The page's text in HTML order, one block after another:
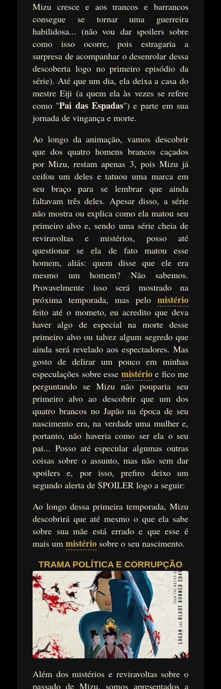
Mizu cresce e aos trancos e barrancos
consegue se tornar uma guerreira
habilidosa... (não vou dar spoilers sobre
como isso ocorre, pois estragaria a
surpresa de acompanhar o desenrolar dessa
descoberta logo no primeiro episódio da
série). Até que um dia, ela deixa a casa do
mestre Eiji (a quem ela às vezes se refere
como "Pai das Espadas") e parte em sua
jornada de vingança e morte.
Ao longo da animação, vamos descobrir
que dos quatro homens brancos caçados
por Mizu, restam apenas 3, pois Mizu já
ceifou um deles e tatuou uma marca em
seu braço para se lembrar que ainda
faltavam três deles. Apesar disso, a série
não mostra ou explica como ela matou seu
primeiro alvo e, sendo uma série cheia de
reviravoltas e mistérios, posso até
questionar se ela de fato matou esse
homem, aliás: quem disse que ele era
mesmo um homem? Não sabemos.
Provavelmente isso será mostrado na
próxima temporada, mas pelo mistério
feito até o mometo, eu acredito que deva
haver algo de especial na morte desse
primeiro alvo ou talvez algum segredo que
ainda será revelado aos espectadores. Mas
gosto de delirar um pouco em minhas
especulações sobre esse mistérioe fico me
perguntando se Mizu não pouparia seu
primeiro alvo ao descobrir que um dos
quatro brancos no Japão na época de seu
nascimento era, na verdade uma mulher e,
portanto, não haveria como ser ela o seu
pai... Posso até especular algumas outras
coisas sobre o assunto, mas não sem dar
spoilers e, por isso, prefiro deixo um
segundo alerta de SPOILER logo a seguir:
Ao longo dessa primeira temporada, Mizu
descobrirá que até mesmo o que ela sabe
sobre sua mãe está errado e que esse é
mais um mistério sobre o seu nascimento.
TRAMA POLÍTICA E CORRUPÇÃO
Além dos mistérios e reviravoltas sobre o
passado de Mizu, somos apresentados a